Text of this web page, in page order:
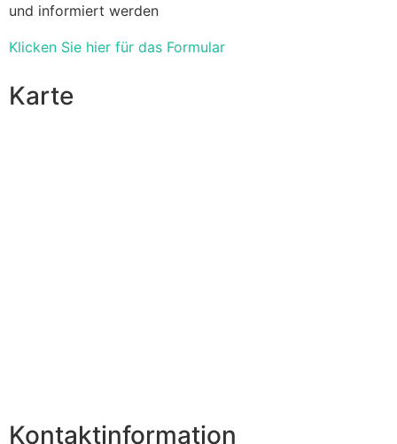
und informiert werden
Klicken Sie hier für das Formular
Karte
Kontaktinformation